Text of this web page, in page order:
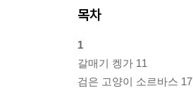
목차
1
갈매기 켕가 11
검은 고양이 소르바스 17